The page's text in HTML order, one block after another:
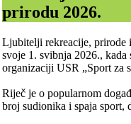
prirodu 2026.
Ljubitelji rekreacije, prirode
svoje 1. svibnja 2026.,
organizaciji USR „Sport za
Riječ je o popularnom
broj sudionika i spaja sport,